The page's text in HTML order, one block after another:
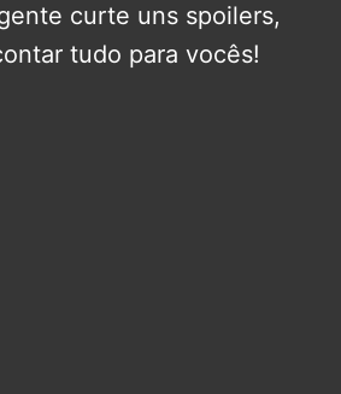
curte uns spoilers,
tudo para vocês!